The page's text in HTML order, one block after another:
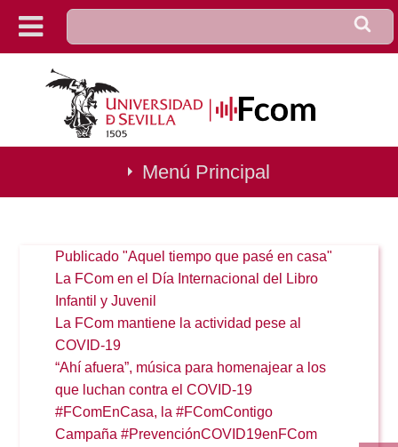
Decanato
Investigación
Conversaciones
Directorio
Mapa
Menú Principal
Prácticas
Secretaría
Noticias
Biblioteca
Publicado "Aquel tiempo que pasé en casa"
La FCom en el Día Internacional del Libro
Infantil y Juvenil
La FCom mantiene la actividad pese al
COVID-19
“Ahí afuera”, música para homenajear a los
que luchan contra el COVID-19
#FComEnCasa, la #FComContigo
Campaña #PrevenciónCOVID19enFCom